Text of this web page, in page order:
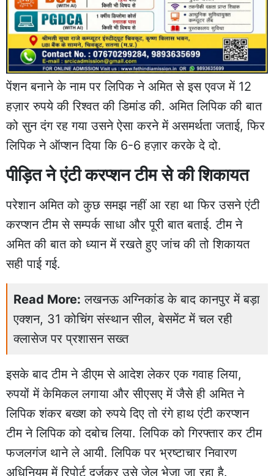
पेंशन बनाने के नाम पर लिपिक ने अमित से इस एवज में 12
हज़ार रुपये की रिश्वत की डिमांड की. अमित लिपिक की बात
को सुन दंग रह गया उसने ऐसा करने में असमर्थता जताई, फिर
लिपिक ने ऑप्शन दिया कि 6-6 हज़ार करके दे दो.
पीड़ित ने एंटी करप्शन टीम से की शिकायत
परेशान अमित को कुछ समझ नहीं आ रहा था फिर उसने एंटी
करप्शन टीम से सम्पर्क साधा और पूरी बात बताई. टीम ने
अमित की बात को ध्यान में रखते हुए जांच की तो शिकायत
सही पाई गई.
Read More: लखनऊ अग्निकांड के बाद कानपुर में बड़ा
एक्शन, 31 कोचिंग संस्थान सील, बेसमेंट में चल रही
क्लासेज पर प्रशासन सख्त
इसके बाद टीम ने डीएम से आदेश लेकर एक गवाह लिया,
रुपयों में केमिकल लगाया और सीएसए में जैसे ही अमित ने
लिपिक शंकर बख्श को रुपये दिए तो रंगे हाथ एंटी करप्शन
टीम ने लिपिक को दबोच लिया. लिपिक को गिरफ्तार कर टीम
फजलगंज थाने ले आयी. लिपिक पर भ्रष्टाचार निवारण
अधिनियम में रिपोर्ट दर्जकर उसे जेल भेजा जा रहा है.